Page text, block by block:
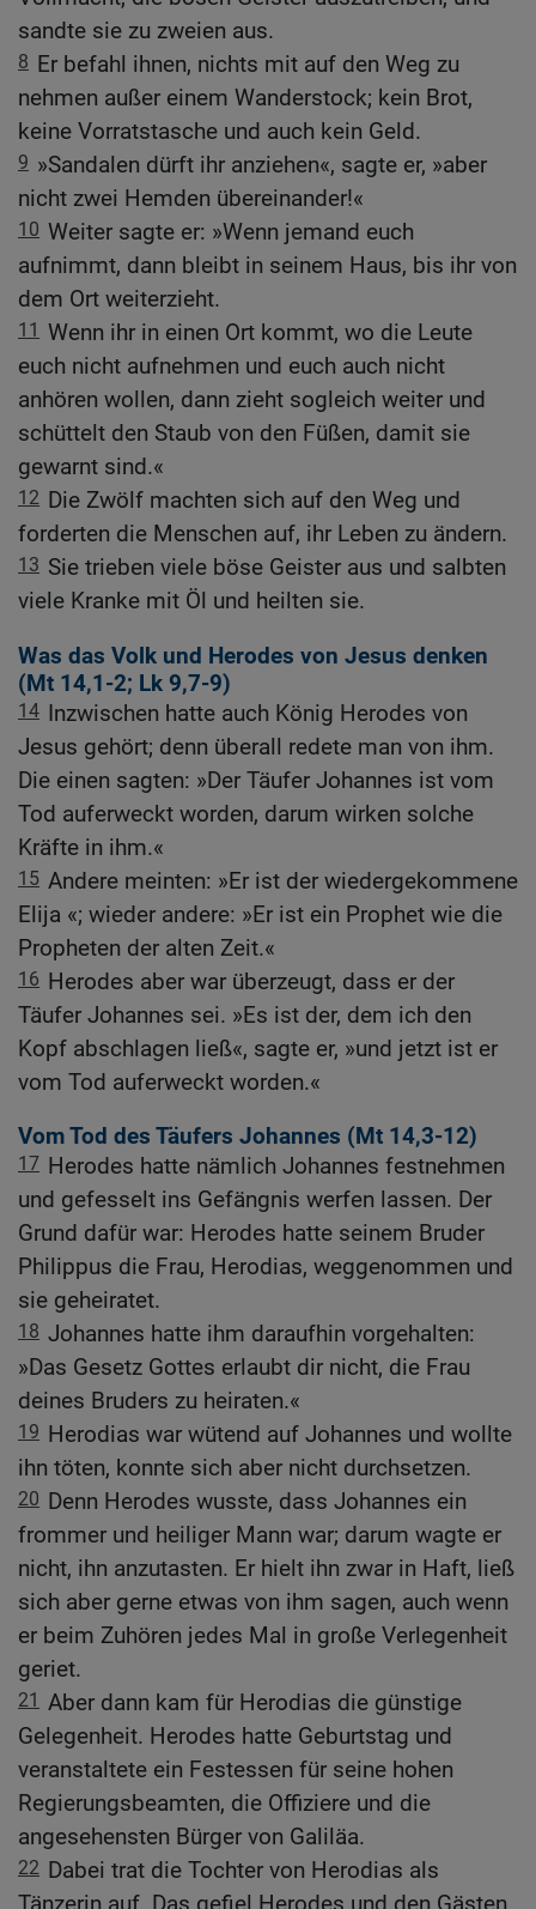
sandte sie zu zweien aus.
8 Er befahl ihnen, nichts mit auf den Weg zu
nehmen außer einem Wanderstock; kein Brot,
keine Vorratstasche und auch kein Geld.
9 »Sandalen dürft ihr anziehen«, sagte er, »aber
nicht zwei Hemden übereinander!«
10 Weiter sagte er: »Wenn jemand euch
aufnimmt, dann bleibt in seinem Haus, bis ihr von
dem Ort weiterzieht.
11 Wenn ihr in einen Ort kommt, wo die Leute
euch nicht aufnehmen und euch auch nicht
anhören wollen, dann zieht sogleich weiter und
schüttelt den Staub von den Füßen, damit sie
gewarnt sind.«
12 Die Zwölf machten sich auf den Weg und
forderten die Menschen auf, ihr Leben zu ändern.
13 Sie trieben viele böse Geister aus und salbten
viele Kranke mit Öl und heilten sie.
Was das Volk und Herodes von Jesus denken
(Mt 14,1-2; Lk 9,7-9)
14 Inzwischen hatte auch König Herodes von
Jesus gehört; denn überall redete man von ihm.
Die einen sagten: »Der Täufer Johannes ist vom
Tod auferweckt worden, darum wirken solche
Kräfte in ihm.«
15 Andere meinten: »Er ist der wiedergekommene
Elija «; wieder andere: »Er ist ein Prophet wie die
Propheten der alten Zeit.«
16 Herodes aber war überzeugt, dass er der
Täufer Johannes sei. »Es ist der, dem ich den
Kopf abschlagen ließ«, sagte er, »und jetzt ist er
vom Tod auferweckt worden.«
Vom Tod des Täufers Johannes (Mt 14,3-12)
17 Herodes hatte nämlich Johannes festnehmen
und gefesselt ins Gefängnis werfen lassen. Der
Grund dafür war: Herodes hatte seinem Bruder
Philippus die Frau, Herodias, weggenommen und
sie geheiratet.
18 Johannes hatte ihm daraufhin vorgehalten:
»Das Gesetz Gottes erlaubt dir nicht, die Frau
deines Bruders zu heiraten.«
19 Herodias war wütend auf Johannes und wollte
ihn töten, konnte sich aber nicht durchsetzen.
20 Denn Herodes wusste, dass Johannes ein
frommer und heiliger Mann war; darum wagte er
nicht, ihn anzutasten. Er hielt ihn zwar in Haft, ließ
sich aber gerne etwas von ihm sagen, auch wenn
er beim Zuhören jedes Mal in große Verlegenheit
geriet.
21 Aber dann kam für Herodias die günstige
Gelegenheit. Herodes hatte Geburtstag und
veranstaltete ein Festessen für seine hohen
Regierungsbeamten, die Offiziere und die
angesehensten Bürger von Galiläa.
22 Dabei trat die Tochter von Herodias als
Tänzerin auf. Das gefiel Herodes und den Gästen